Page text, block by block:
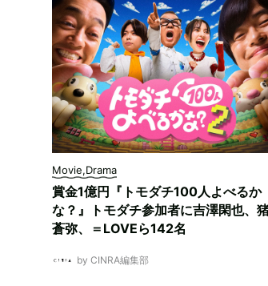
Movie,Drama
賞金1億円『トモダチ100人よべるか
な？』トモダチ参加者に吉澤閑也、
蒼弥、＝LOVEら142名
by CINRA編集部